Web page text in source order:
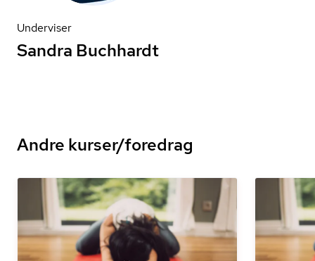
Underviser
Sandra Buchhardt
Andre kurser/foredrag